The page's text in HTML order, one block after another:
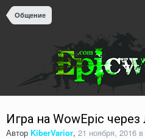
Общение
Игра на WowEpic через
Автор KiberVarior, 21 ноября, 2016 в